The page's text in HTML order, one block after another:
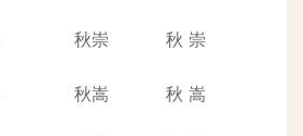
秋崇 秋 崇
秋嵩 秋 嵩